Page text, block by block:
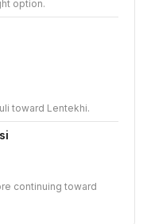
option.
toward Lentekhi.
continuing toward